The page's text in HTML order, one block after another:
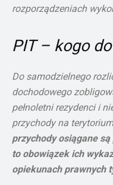
rozporządzeniach
PIT – kogo
Do samodzielnego
dochodowego
pełnoletni rezydenci i
przychody na
przychody osiągane
to obowiązek ich
opiekunach prawnych